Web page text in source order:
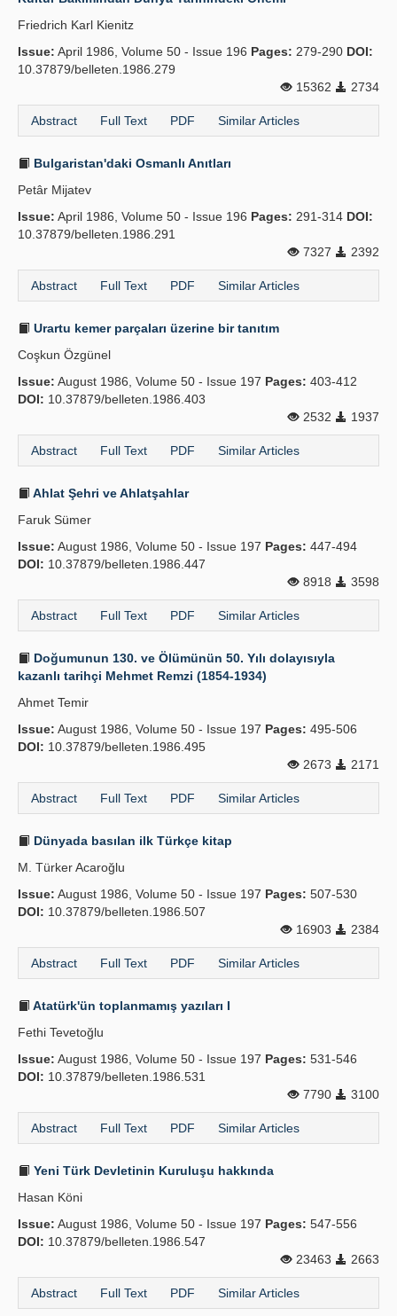
Friedrich Karl Kienitz
Issue: April 1986, Volume 50 - Issue 196 Pages: 279-290 DOI:
10.37879/belleten.1986.279
15362
2734
Abstract Full Text PDF Similar Articles
Bulgaristan'daki Osmanlı Anıtları
Petâr Mijatev
Issue: April 1986, Volume 50 - Issue 196 Pages: 291-314 DOI:
10.37879/belleten.1986.291
7327
2392
Abstract Full Text PDF Similar Articles
Urartu kemer parçaları üzerine bir tanıtım
Coşkun Özgünel
Issue: August 1986, Volume 50 - Issue 197 Pages: 403-412
DOI: 10.37879/belleten.1986.403
2532
1937
Abstract Full Text PDF Similar Articles
Ahlat Şehri ve Ahlatşahlar
Faruk Sümer
Issue: August 1986, Volume 50 - Issue 197 Pages: 447-494
DOI: 10.37879/belleten.1986.447
8918
3598
Abstract Full Text PDF Similar Articles
Doğumunun 130. ve Ölümünün 50. Yılı dolayısıyla
kazanlı tarihçi Mehmet Remzi (1854-1934)
Ahmet Temir
Issue: August 1986, Volume 50 - Issue 197 Pages: 495-506
DOI: 10.37879/belleten.1986.495
2673
2171
Abstract Full Text PDF Similar Articles
Dünyada basılan ilk Türkçe kitap
M. Türker Acaroğlu
Issue: August 1986, Volume 50 - Issue 197 Pages: 507-530
DOI: 10.37879/belleten.1986.507
16903
2384
Abstract Full Text PDF Similar Articles
Atatürk'ün toplanmamış yazıları I
Fethi Tevetoğlu
Issue: August 1986, Volume 50 - Issue 197 Pages: 531-546
DOI: 10.37879/belleten.1986.531
7790
3100
Abstract Full Text PDF Similar Articles
Yeni Türk Devletinin Kuruluşu hakkında
Hasan Köni
Issue: August 1986, Volume 50 - Issue 197 Pages: 547-556
DOI: 10.37879/belleten.1986.547
23463
2663
Abstract Full Text PDF Similar Articles